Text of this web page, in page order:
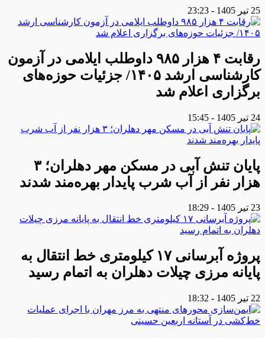
25 تیر 1405 - 23:23
رقابت ۴ هزار ۹۸۵ داوطلب ایلامی در آزمون
کارشناسی ارشد ۱۴۰۵/ جزئیات حوزه‌های
برگزاری اعلام شد
24 تیر 1405 - 15:45
پایان تنش آبی در مسکن مهر دهلران؛ ۳
هزار نفر از آب شرب پایدار بهره‌مند شدند
23 تیر 1405 - 18:29
پروژه آبرسانی ۱۷ کیلومتری خط انتقال به
پایانه مرزی چیلات دهلران به اتمام رسید
22 تیر 1405 - 18:32